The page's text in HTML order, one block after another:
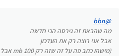
@
bbn
מה שהבאת זה גירסה הכי חדשה
אבל אני רוצה רק את העדכון
(מישהו כתב פה על זה שזה רק 100 mb אבל לא הביא קישור להורדה)